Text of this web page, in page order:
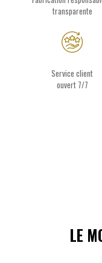
transparente
Service client
ouvert 7/7
LE